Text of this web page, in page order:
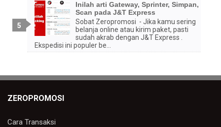
Inilah arti Gateway, Sprinter, Simpan,
Scan pada J&T Express
Sobat Zeropromosi - Jika kamu sering
belanja online atau kirim paket, pasti
sudah akrab dengan J&T Express .
Ekspedisi ini populer be...
ZEROPROMOSI
Cara Transaksi